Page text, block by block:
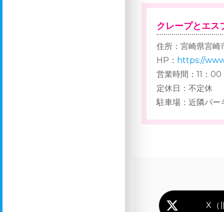
クレープとエ
住所：宮崎県宮崎
HP： https://
営業時間：11：
定休日：不定休
駐車場：近隣パー
X（